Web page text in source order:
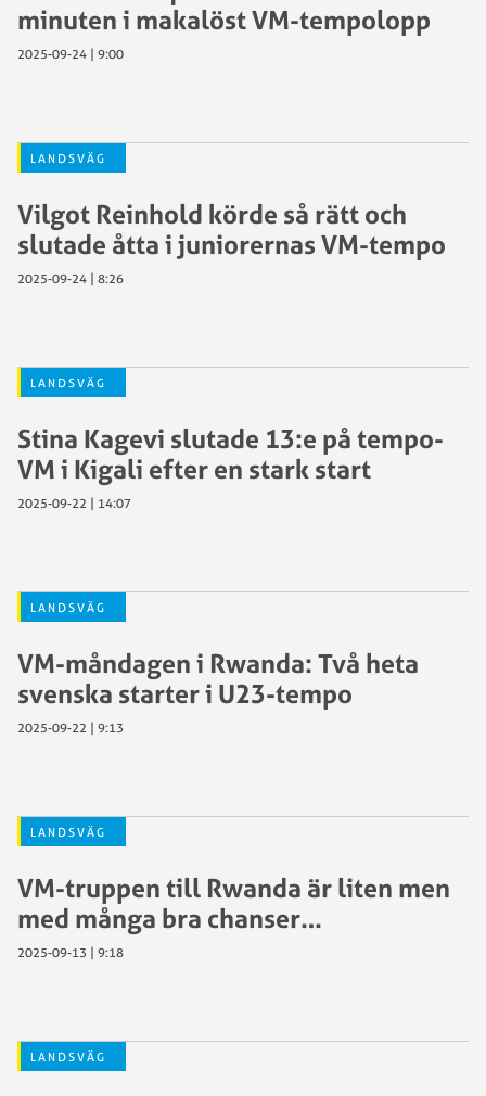
minuten i makalöst VM-tempolopp
2025-09-24 | 9:00
LANDSVÄG
Vilgot Reinhold körde så rätt och
slutade åtta i juniorernas VM-tempo
2025-09-24 | 8:26
LANDSVÄG
Stina Kagevi slutade 13:e på tempo-
VM i Kigali efter en stark start
2025-09-22 | 14:07
LANDSVÄG
VM-måndagen i Rwanda: Två heta
svenska starter i U23-tempo
2025-09-22 | 9:13
LANDSVÄG
VM-truppen till Rwanda är liten men
med många bra chanser…
2025-09-13 | 9:18
LANDSVÄG